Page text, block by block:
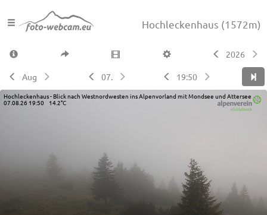
Hochleckenhaus (1572m)
2026
Aug 07. 19:50
Hochleckenhaus - Blick nach Westnordwesten ins Alpenvorland mit Mondsee und Attersee
07.08.26 19:50 14.2°C